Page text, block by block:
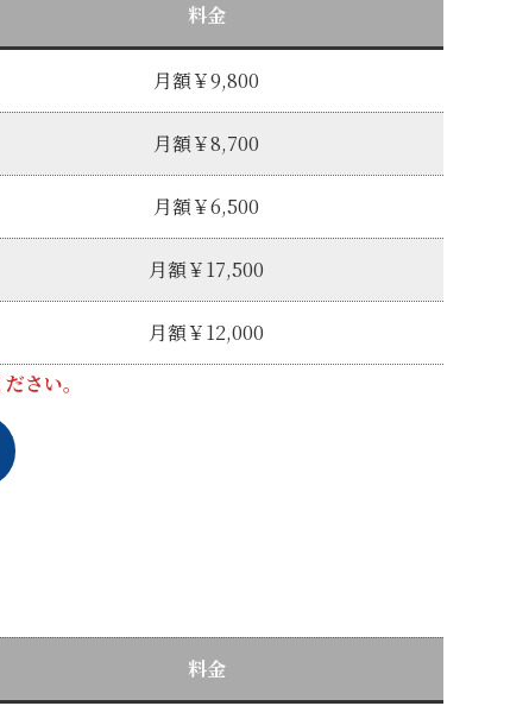
料金
月額￥9,800
月額￥8,700
月額￥6,500
月額￥17,500
月額￥12,000
さい。
料金